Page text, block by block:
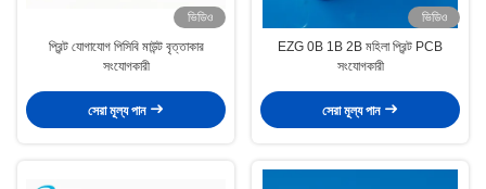
ভিডিও
প্রিন্ট যোগাযোগ পিসিবি মাউন্ট বৃত্তাকার
সংযোগকারী
সেরা মূল্য পান
ভিডিও
EZG 0B 1B 2B মহিলা প্রিন্ট PCB
সংযোগকারী
সেরা মূল্য পান